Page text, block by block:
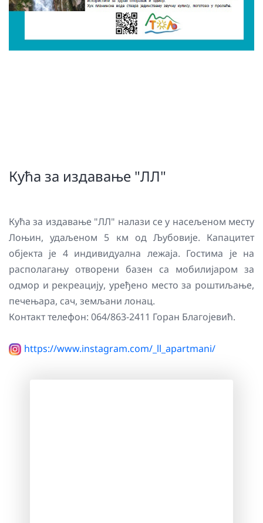
Кућа за издавање "ЛЛ"
Кућа за издавање "ЛЛ" налази се у насељеном месту
Лоњин, удаљеном 5 км од Љубовије. Капацитет
објекта је 4 индивидуална лежаја. Гостима је на
располагању отворени базен са мобилијаром за
одмор и рекреацију, уређено место за роштиљање,
печењара, сач, земљани лонац.
Контакт телефон: 064/863-2411 Горан Благојевић.
https://www.instagram.com/_ll_apartmani/